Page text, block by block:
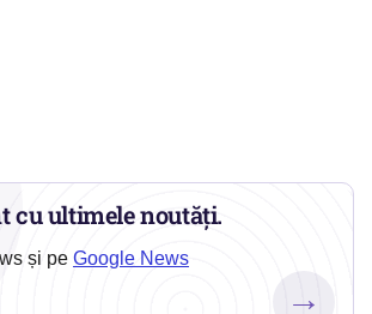
cu ultimele noutăți.
și pe Google News
→